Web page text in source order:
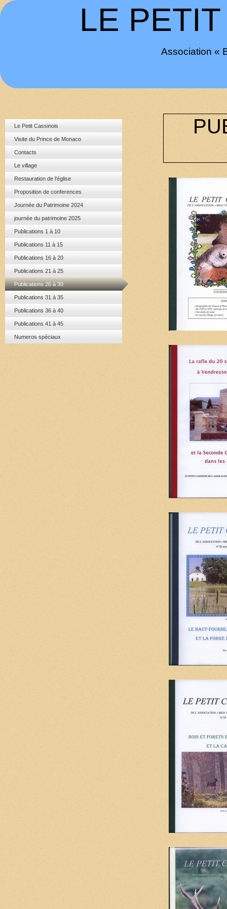
LE
Association «
Le Petit Cassinois
Visite du Prince de Monaco
Contacts
Le village
Restauration de l'église
Proposition de conferences
Journée du Patrimoine 2024
journée du patrimoine 2025
Publications 1 à 10
Publications 11 à 15
Publications 16 à 20
Publications 21 à 25
Publications 26 à 30
Publications 31 à 35
Publications 36 à 40
Publications 41 à 45
Numeros spéciaux